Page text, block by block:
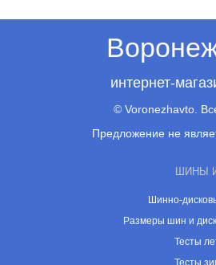
интернет-
© Voronezhavto.
Предложение не
ШИНЫ
Шинно-
Размеры шин и
Тесты
Тесты